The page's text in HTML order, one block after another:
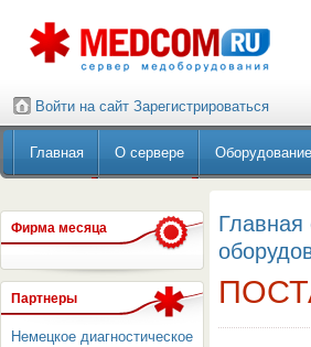
Войти на сайт Зарегистрироваться
Главная О сервере Оборудование
Фирма месяца
Партнеры
Немецкое диагностическое
Главная